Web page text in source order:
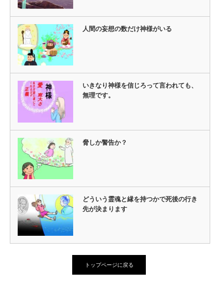
人間の妄想の数だけ神様がいる
いきなり神様を信じろって言われても、
無理です。
脅しか警告か？
どういう霊魂と縁を持つかで死後の行き
先が決まります
トップページに戻る